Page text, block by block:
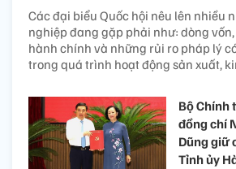
Các đại biểu Quốc hội nêu lên nhiều
nghiệp đang gặp phải như: dòng
hành chính và những rủi ro pháp lý
trong quá trình hoạt động sản xuất,
Bộ Chính
đồng chí
Dũng giữ
Tỉnh ủy